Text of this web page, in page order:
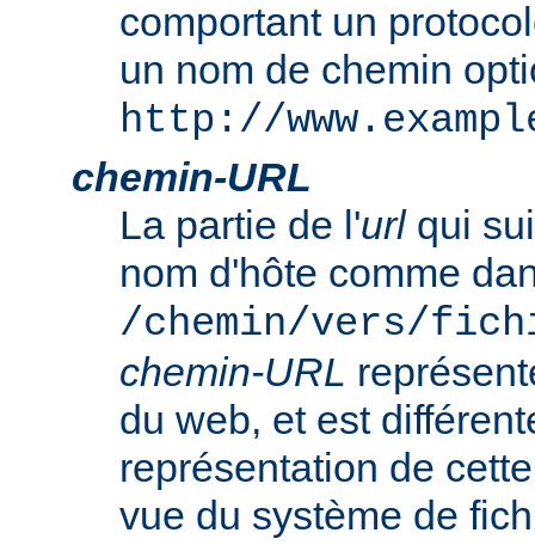
comportant un
un nom de chemin
http://
chemin-URL
La partie de l'urlqui
nom d'hôte comme
/chemin/vers/
chemin-URL
du web, et est
représentation de
vue du système de